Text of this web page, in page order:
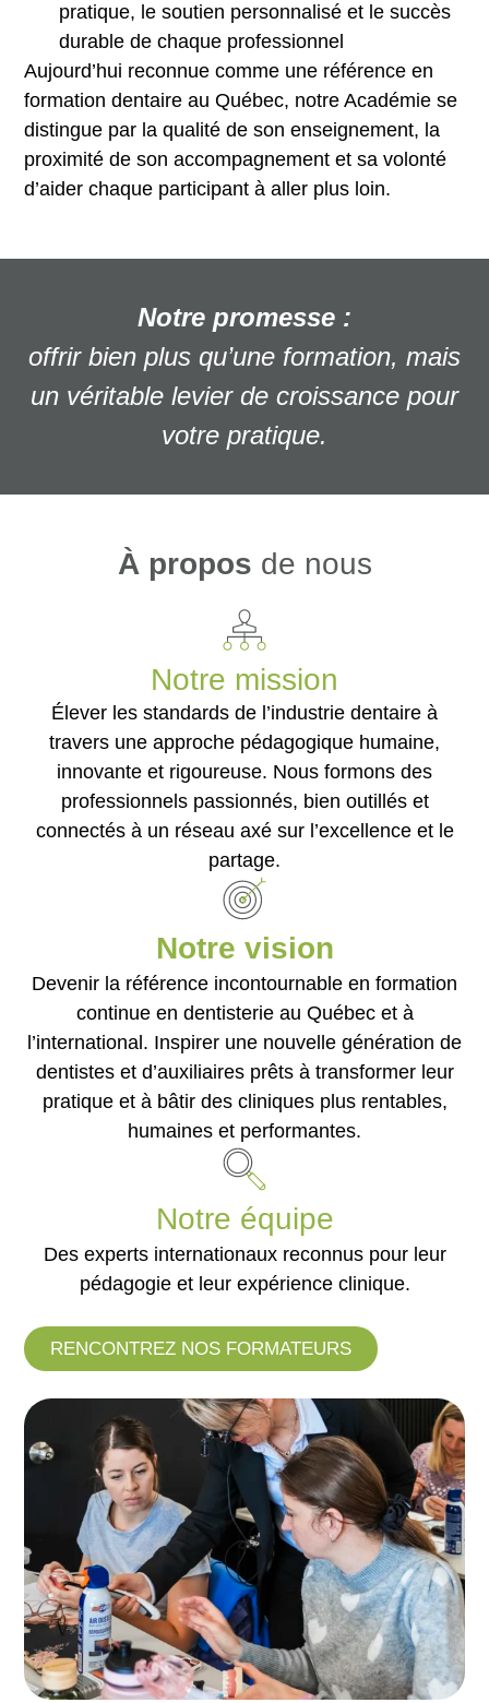
pratique, le soutien personnalisé et le succès
durable de chaque professionnel
Aujourd’hui reconnue comme une référence en
formation dentaire au Québec, notre Académie se
distingue par la qualité de son enseignement, la
proximité de son accompagnement et sa volonté
d’aider chaque participant à aller plus loin.
Notre promesse :
offrirbien plus qu’une formation, mais
un véritable levier de croissance pour
votre pratique.
À propos de nous
Notre mission
Élever les standards de l’industrie dentaire à
travers une approche pédagogique humaine,
innovante et rigoureuse. Nous formons des
professionnels passionnés, bien outillés et
connectés à un réseau axé sur l’excellence et le
partage.
Notre vision
Devenir la référence incontournable en formation
continue en dentisterie au Québec et à
l’international. Inspirer une nouvelle génération de
dentistes et d’auxiliaires prêts à transformer leur
pratique et à bâtir des cliniques plus rentables,
humaines et performantes.
Notre équipe
Des experts internationaux reconnus pour leur
pédagogie et leur expérience clinique.
RENCONTREZ NOS FORMATEURS